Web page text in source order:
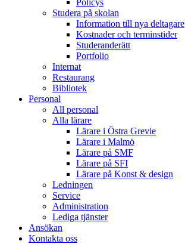
Policys
Studera på skolan
Information till nya deltagare
Kostnader och terminstider
Studeranderätt
Portfolio
Internat
Restaurang
Bibliotek
Personal
All personal
Alla lärare
Lärare i Östra Grevie
Lärare i Malmö
Lärare på SMF
Lärare på SFI
Lärare på Konst & design
Ledningen
Service
Administration
Lediga tjänster
Ansökan
Kontakta oss